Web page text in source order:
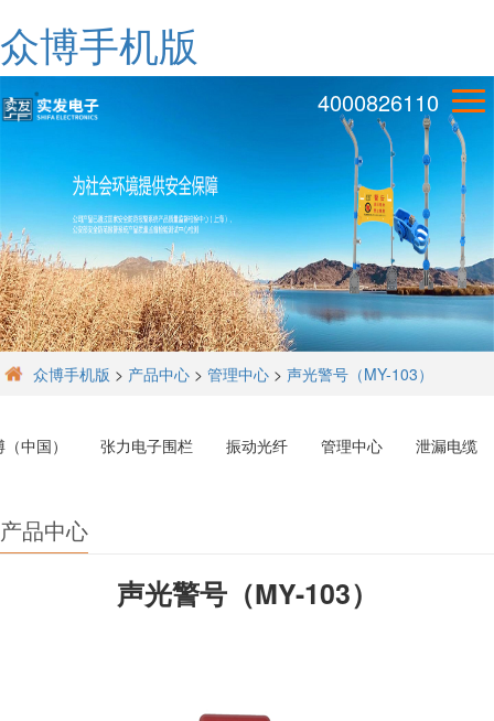
众博手机版
4000826110
众博手机版 > 产品中心 > 管理中心 > 声光警号（MY-103）
中国） 张力电子围栏 振动光纤 管理中心 泄漏电缆
产品中心
声光警号（MY-103）